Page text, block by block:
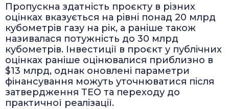
Пропускна здатність проєкту в різних
оцінках вказується на рівні понад 20 млрд
кубометрів газу на рік, а раніше також
називалася потужність до 30 млрд
кубометрів. Інвестиції в проєкт у публічних
оцінках раніше оцінювалися приблизно в
$13 млрд, однак оновлені параметри
фінансування можуть уточнюватися після
затвердження ТЕО та переходу до
практичної реалізації.